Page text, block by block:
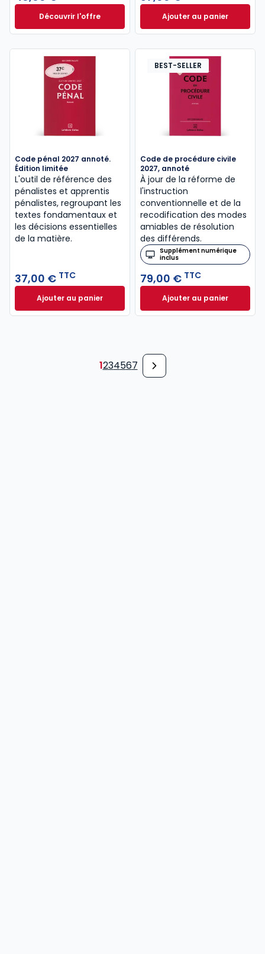
Découvrir l'offreLe guide pénal 2026. 27e éd. à partir de
Dès
Ajouter au panier
Code de
Code pénal 2027 annoté.
Édition limitée
L'outil de référence des
pénalistes et apprentis
pénalistes, regroupant les
textes fondamentaux et
les décisions essentielles
de la matière.
37,00 € TTC
Ajouter au panierCode pénal 2027 annoté. Édition limitée à 37,00 €
BEST-SELLER
Code de procédure civile
2027, annoté
À jour de la réforme de
l'instruction
conventionnelle et de la
recodification des modes
amiables de résolution
des différends.
Supplément numérique
inclus
79,00 € TTC
Ajouter au panier
Code de
1234567